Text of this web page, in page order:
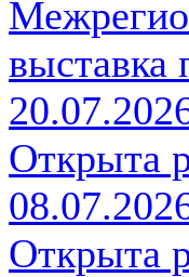
Открыта
Открыта